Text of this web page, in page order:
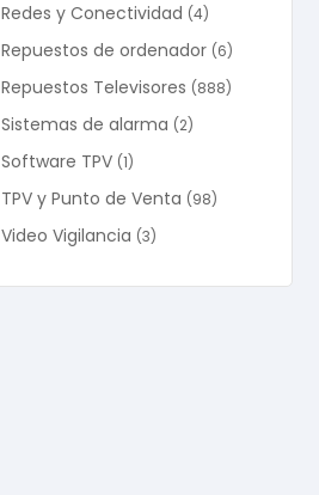
Redes y Conectividad (4)
Repuestos de ordenador (6)
Repuestos Televisores (888)
Sistemas de alarma (2)
Software TPV (1)
TPV y Punto de Venta (98)
Video Vigilancia (3)